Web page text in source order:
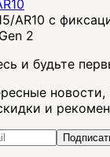
AR10 с
2
и будьте
новости,
и